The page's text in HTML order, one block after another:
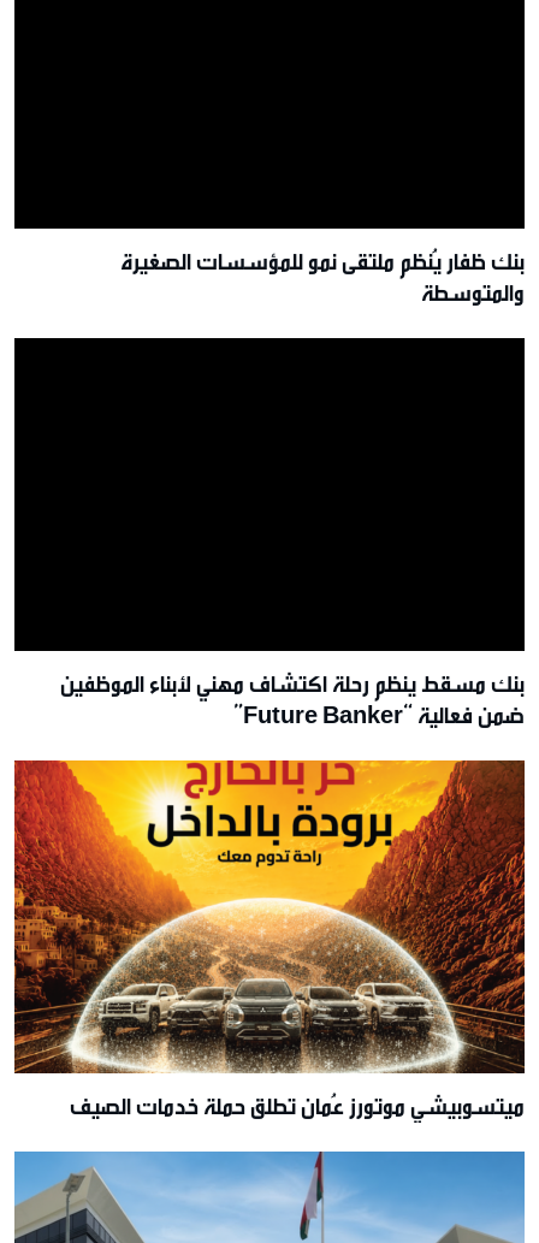
بنك ظفار يُنظم ملتقى نمو للمؤسسات الصغيرة
والمتوسطة
بنك مسقط ينظم رحلة اكتشاف مهني لأبناء الموظفين
ضمن فعالية “Future Banker”
ميتسوبيشي موتورز عُمان تطلق حملة خدمات الصيف